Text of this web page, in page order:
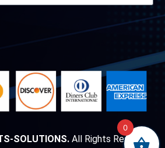
SOLUTIONS.All Rights Reserved.
0